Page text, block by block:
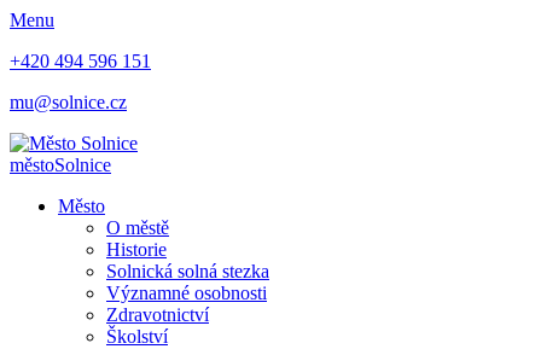
Menu
+420 494 596 151
mu@solnice.cz
městoSolnice
Město
O městě
Historie
Solnická solná stezka
Významné osobnosti
Zdravotnictví
Školství